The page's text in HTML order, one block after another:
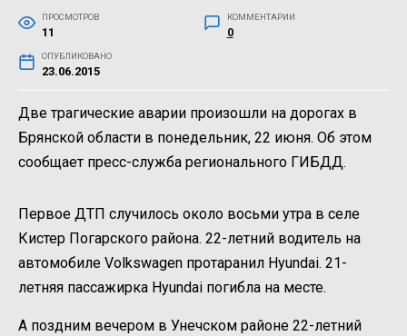
ПРОСМОТРОВ
11
КОММЕНТАРИИ
0
ОПУБЛИКОВАНО
23.06.2015
Две трагические аварии произошли на дорогах в
Брянской области в понедельник, 22 июня. Об этом
сообщает пресс-служба регионального ГИБДД.
Первое ДТП случилось около восьми утра в селе
Кистер Погарского района. 22-летний водитель на
автомобиле Volkswagen протаранил Hyundai. 21-
летняя пассажирка Hyundai погибла на месте.
А поздним вечером в Унечском районе 22-летний